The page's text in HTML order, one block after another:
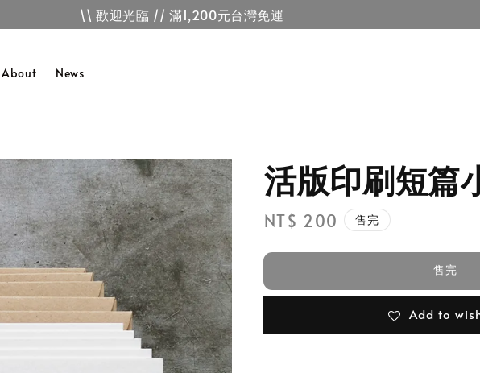
\\ 歡迎光臨 // 滿1,200元台灣免運
About News
活版印刷短篇
Regular
NT$ 200 售完
售完
Add to